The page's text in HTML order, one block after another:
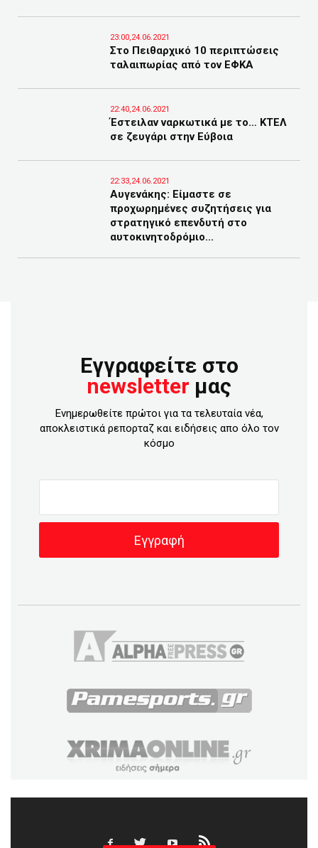
23:00,24.06.2021
Στο Πειθαρχικό 10 περιπτώσεις
ταλαιπωρίας από τον ΕΦΚΑ
22:40,24.06.2021
Έστειλαν ναρκωτικά με το… ΚΤΕΛ
σε ζευγάρι στην Εύβοια
22:33,24.06.2021
Αυγενάκης: Είμαστε σε
προχωρημένες συζητήσεις για
στρατηγικό επενδυτή στο
αυτοκινητοδρόμιο...
Εγγραφείτε στο
newsletter μας
Ενημερωθείτε πρώτοι για τα τελευταία νέα,
αποκλειστικά ρεπορταζ και ειδήσεις απο όλο τον
κόσμο